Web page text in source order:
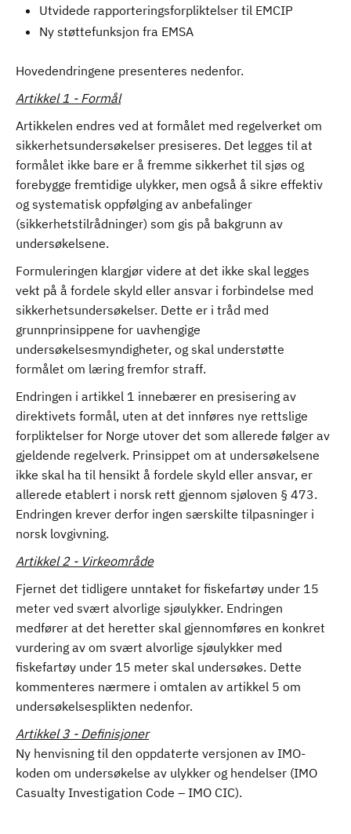
Utvidede rapporteringsforpliktelser til EMCIP
Ny støttefunksjon fra EMSA
Hovedendringene presenteres nedenfor.
Artikkel 1 - Formål
Artikkelen endres ved at formålet med regelverket om
sikkerhetsundersøkelser presiseres. Det legges til at
formålet ikke bare er å fremme sikkerhet til sjøs og
forebygge fremtidige ulykker, men også å sikre effektiv
og systematisk oppfølging av anbefalinger
(sikkerhetstilrådninger) som gis på bakgrunn av
undersøkelsene.
Formuleringen klargjør videre at det ikke skal legges
vekt på å fordele skyld eller ansvar i forbindelse med
sikkerhetsundersøkelser. Dette er i tråd med
grunnprinsippene for uavhengige
undersøkelsesmyndigheter, og skal understøtte
formålet om læring fremfor straff.
Endringen i artikkel 1 innebærer en presisering av
direktivets formål, uten at det innføres nye rettslige
forpliktelser for Norge utover det som allerede følger av
gjeldende regelverk. Prinsippet om at undersøkelsene
ikke skal ha til hensikt å fordele skyld eller ansvar, er
allerede etablert i norsk rett gjennom sjøloven § 473.
Endringen krever derfor ingen særskilte tilpasninger i
norsk lovgivning.
Artikkel 2 - Virkeområde
Fjernet det tidligere unntaket for fiskefartøy under 15
meter ved svært alvorlige sjøulykker. Endringen
medfører at det heretter skal gjennomføres en konkret
vurdering av om svært alvorlige sjøulykker med
fiskefartøy under 15 meter skal undersøkes. Dette
kommenteres nærmere i omtalen av artikkel 5 om
undersøkelsesplikten nedenfor.
Artikkel 3 - Definisjoner
Ny henvisning til den oppdaterte versjonen av IMO-
koden om undersøkelse av ulykker og hendelser (IMO
Casualty Investigation Code – IMO CIC).